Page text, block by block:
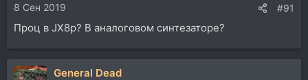
8 Сен 2019 #91
Проц в JX8p? В аналоговом синтезаторе?
General Dead